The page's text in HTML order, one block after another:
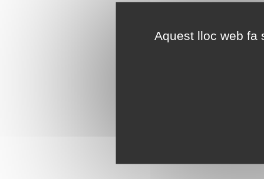
Aquest lloc web fa